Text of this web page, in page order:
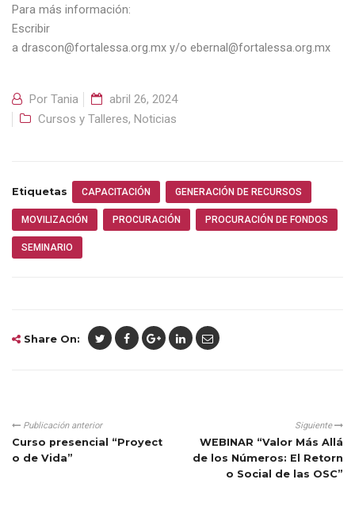
Para más información:
Escribir
a drascon@fortalessa.org.mx y/o ebernal@fortalessa.org.mx
Por Tania
abril 26, 2024
Cursos y Talleres, Noticias
Etiquetas CAPACITACIÓN GENERACIÓN DE RECURSOS
MOVILIZACIÓN PROCURACIÓN PROCURACIÓN DE FONDOS
SEMINARIO
Share On:
Publicación anterior
Curso presencial “Proyect
o de Vida”
Siguiente
WEBINAR “Valor Más Allá
de los Números: El Retorn
o Social de las OSC”